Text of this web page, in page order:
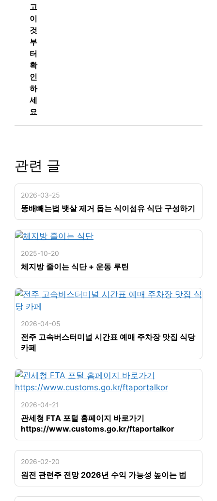
고
이
것
부
터
확
인
하
세
요
관련 글
2026-03-25
똥배빼는법 뱃살 제거 돕는 식이섬유 식단 구성하기
2025-10-20
체지방 줄이는 식단 + 운동 루틴
2026-04-05
전주 고속버스터미널 시간표 예매 주차장 맛집 식당
카페
2026-04-21
관세청 FTA 포털 홈페이지 바로가기
https://www.customs.go.kr/ftaportalkor
2026-02-20
원전 관련주 전망 2026년 수익 가능성 높이는 법